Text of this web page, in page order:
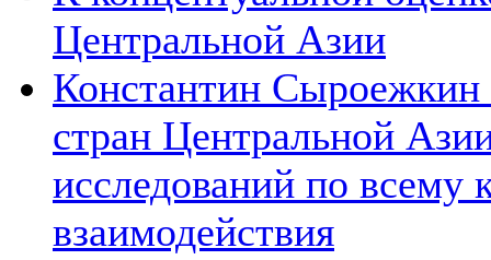
Центральной Азии
Константин Сыроежкин
стран Центральной
исследований по всему
взаимодействия